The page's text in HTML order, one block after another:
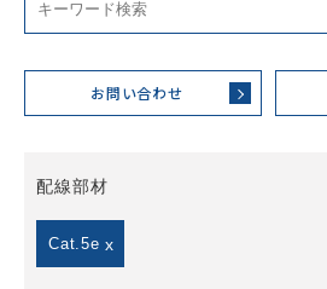
お問い合わせ
配線部材
Cat.5e